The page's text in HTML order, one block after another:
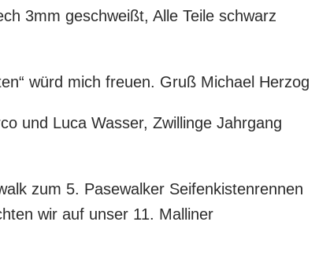
3mm geschweißt, Alle Teile schwarz
würd mich freuen. Gruß Michael Herzog
und Luca Wasser, Zwillinge Jahrgang
zum 5. Pasewalker Seifenkistenrennen
wir auf unser 11. Malliner